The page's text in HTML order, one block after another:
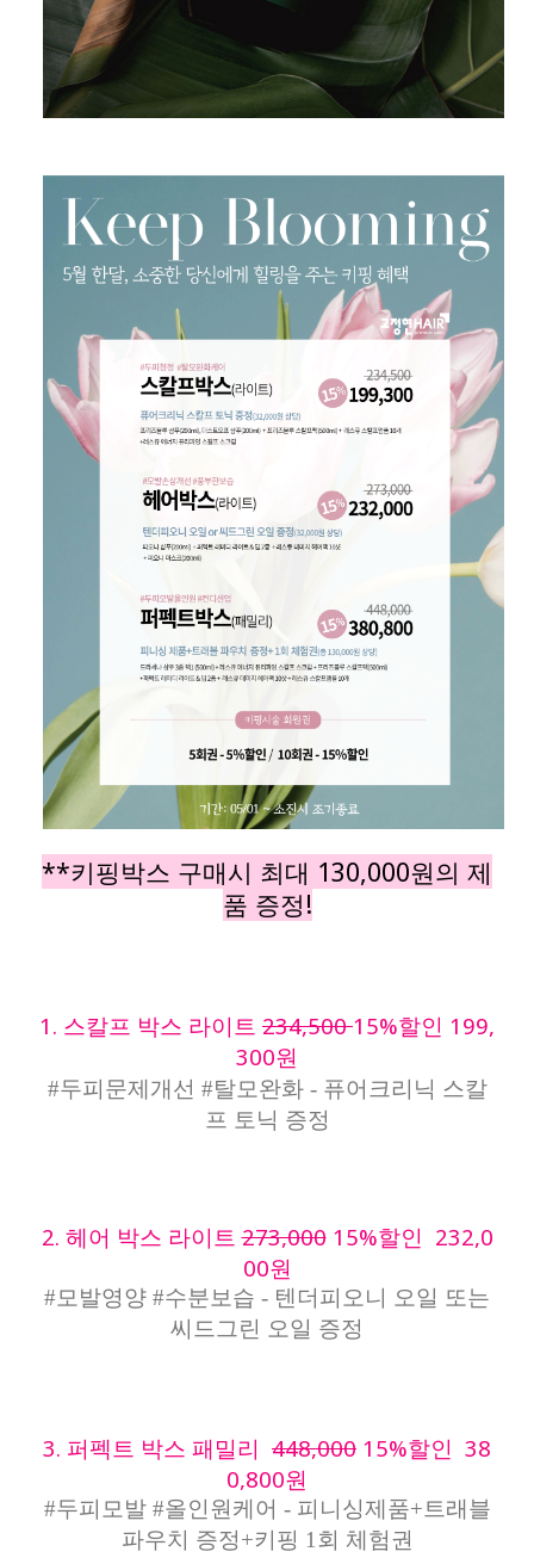
**키핑박스 구매시 최대 130,000원의 제
품 증정!
1. 스칼프 박스 라이트 234,50015%할인 199,
300원
#두피문제개선 #탈모완화 - 퓨어크리닉 스칼
프 토닉 증정
2. 헤어 박스 라이트273,000 15%할인 232,0
00원
#모발영양 #수분보습 - 텐더피오니 오일 또는
씨드그린 오일 증정
3. 퍼펙트 박스 패밀리 448,000 15%할인 38
0,800원
#두피모발 #올인원케어 - 피니싱제품+트래블
파우치 증정+키핑 1회 체험권